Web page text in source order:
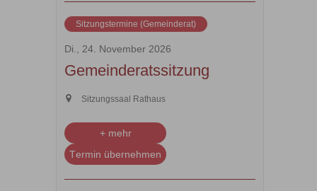
Di., 24. November 2026
Gemeinderatssitzung
Sitzungssaal Rathaus
+ mehr
Termin übernehmen
Sitzungstermine (Gemeinderat)